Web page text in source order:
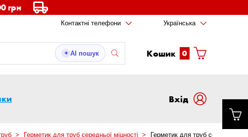
грн
Контактні телефони Українська
✦ AI пошук Кошик 0
Вxід
Герметик для труб середньої міцності Герметик для труб середньої